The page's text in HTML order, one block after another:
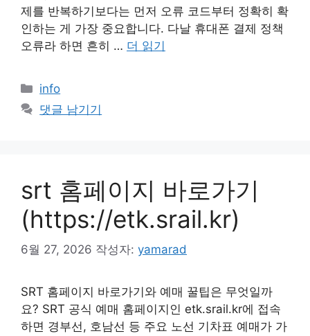
제를 반복하기보다는 먼저 오류 코드부터 정확히 확
인하는 게 가장 중요합니다. 다날 휴대폰 결제 정책
오류라 하면 흔히 … 더 읽기
카
테
고
info
댓글 남기기
srt 홈페이지 바로가기
(https://etk.srail.kr)
6월 27, 2026 작성자: yamarad
SRT 홈페이지 바로가기와 예매 꿀팁은 무엇일까
요? SRT 공식 예매 홈페이지인 etk.srail.kr에 접속
하면 경부선, 호남선 등 주요 노선 기차표 예매가 가